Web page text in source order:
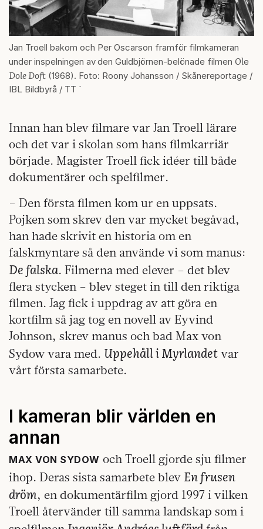
Jan Troell bakom och Per Oscarson framför filmkameran
under inspelningen avden Guldbjörnen-belönade filmen Ole
Dole Doft (1968). Foto: Roony Johansson / Skånereportage /
IBL Bildbyrå / TT ´
Innan han blev filmare var Jan Troell lärare
och det var i skolan som hans filmkarriär
började. Magister Troell fick idéer till både
dokumentärer och spelfilmer.
– Den första filmen kom ur en uppsats.
Pojken som skrev den var mycket begåvad,
han hade skrivit en historia om en
falskmyntare så den använde vi som manus:
De falska. Filmerna med elever – det blev
flera stycken – blev steget in till den riktiga
filmen. Jag fick i uppdrag av att göra en
kortfilm så jag tog en novell av Eyvind
Johnson, skrev manus och bad Max von
Sydow vara med. Uppehåll i Myrlandet var
vårt första samarbete.
I kameran blir världen en
annan
MAX VON SYDOW och Troell gjorde sju filmer
ihop. Deras sista samarbete blev En frusen
dröm, en dokumentärfilm gjord 1997 i vilken
Troell återvänder till samma landskap som i